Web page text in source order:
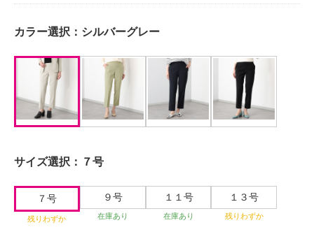
カラー選択： シルバーグレー
サイズ選択： ７号
７号
残りわずか
９号
在庫あり
１１号
在庫あり
１３号
残りわずか